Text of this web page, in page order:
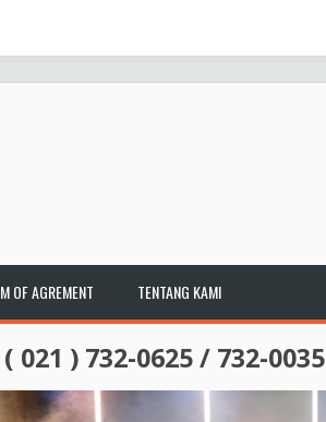
OF AGREMENT TENTANG KAMI
) 732-0625 / 732-0035